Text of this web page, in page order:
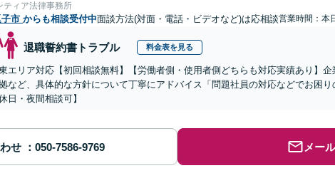
ティア法律事務所
市 からも相談受付中面談方法(対面・電話・ビデオなど)は応相談営業時間：本
退職誓約書トラブル 料金表を見る
エリア対応【初回相談無料】【労働者側・使用者側どちらも対応実績あり】
など、具体的な方針について丁寧にアドバイス「問題社員の対応などでお困り
休日・夜間相談可】
せ メー